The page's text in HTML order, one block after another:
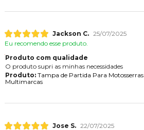
Jackson C. 25/07/2025
Eu recomendo esse produto.
Produto com qualidade
O produto supri as minhas necessidades
Produto:Tampa de Partida Para Motosserras
Multimarcas
Jose S. 22/07/2025